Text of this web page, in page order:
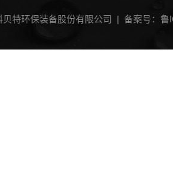
特环保装备股份有限公司 | 备案号：鲁